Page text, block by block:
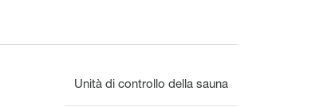
Unità di controllo della sauna